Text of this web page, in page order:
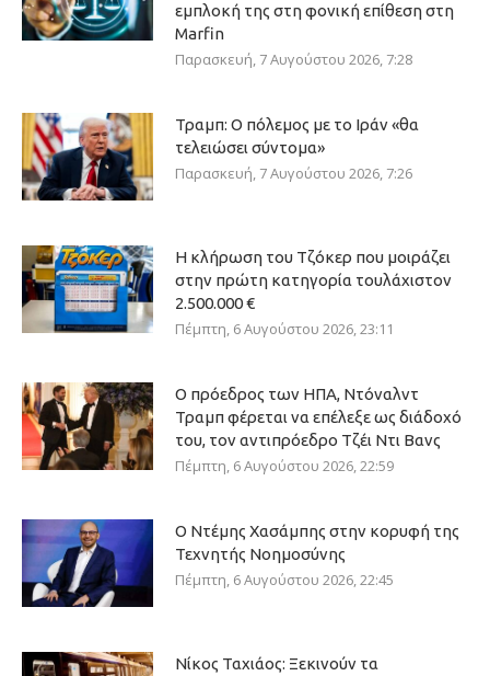
εμπλοκή της στη φονική επίθεση στη
Marfin
Παρασκευή, 7 Αυγούστου 2026, 7:28
Τραμπ: Ο πόλεμος με το Ιράν «θα
τελειώσει σύντομα»
Παρασκευή, 7 Αυγούστου 2026, 7:26
Η κλήρωση του Τζόκερ που μοιράζει
στην πρώτη κατηγορία τουλάχιστον
2.500.000 €
Πέμπτη, 6 Αυγούστου 2026, 23:11
Ο πρόεδρος των ΗΠΑ, Ντόναλντ
Τραμπ φέρεται να επέλεξε ως διάδοχό
του, τον αντιπρόεδρο Τζέι Ντι Βανς
Πέμπτη, 6 Αυγούστου 2026, 22:59
Ο Ντέμης Χασάμπης στην κορυφή της
Τεχνητής Νοημοσύνης
Πέμπτη, 6 Αυγούστου 2026, 22:45
Νίκος Ταχιάος: Ξεκινούν τα